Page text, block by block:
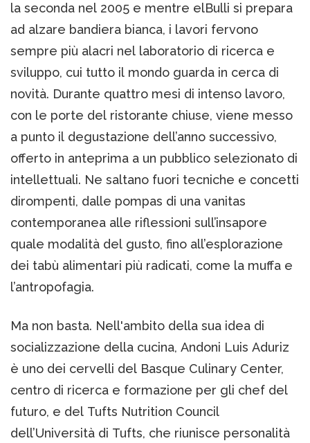
la seconda nel 2005 e mentre elBulli si prepara
ad alzare bandiera bianca, i lavori fervono
sempre più alacri nel laboratorio di ricerca e
sviluppo, cui tutto il mondo guarda in cerca di
novità. Durante quattro mesi di intenso lavoro,
con le porte del ristorante chiuse, viene messo
a punto il degustazione dell’anno successivo,
offerto in anteprima a un pubblico selezionato di
intellettuali. Ne saltano fuori tecniche e concetti
dirompenti, dalle pompas di una vanitas
contemporanea alle riflessioni sull’insapore
quale modalità del gusto, fino all’esplorazione
dei tabù alimentari più radicati, come la muffa e
l’antropofagia.
Ma non basta. Nell'ambito della sua idea di
socializzazione della cucina, Andoni Luis Aduriz
è uno dei cervelli del Basque Culinary Center,
centro di ricerca e formazione per gli chef del
futuro, e del Tufts Nutrition Council
dell’Università di Tufts, che riunisce personalità